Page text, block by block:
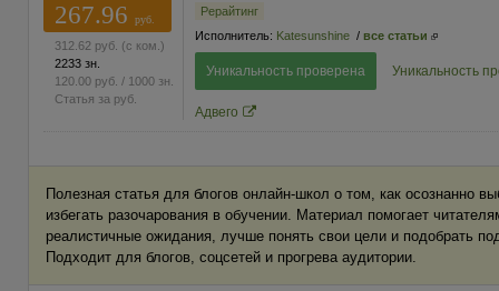
267.96
руб.
312.62 руб. (с ком.)
2233 зн.
120.00 руб. / 1000 зн.
Статья за руб.
Рерайтинг
Исполнитель: Katesunshine / все статьи
Уникальность проверена Уникальность
Адвего
Полезная статья для блогов онлайн-школ о том, как осознанно
избегать разочарования в обучении. Материал помогает
реалистичные ожидания, лучше понять свои цели и подобрать
Подходит для блогов, соцсетей и прогрева аудитории.